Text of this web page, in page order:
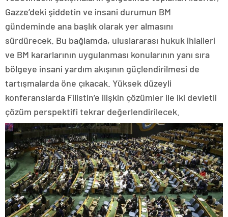
Gazze’deki şiddetin ve insani durumun BM
gündeminde ana başlık olarak yer almasını
sürdürecek. Bu bağlamda, uluslararası hukuk ihlalleri
ve BM kararlarının uygulanması konularının yanı sıra
bölgeye insani yardım akışının güçlendirilmesi de
tartışmalarda öne çıkacak. Yüksek düzeyli
konferanslarda Filistin’e ilişkin çözümler ile iki devletli
çözüm perspektifi tekrar değerlendirilecek.